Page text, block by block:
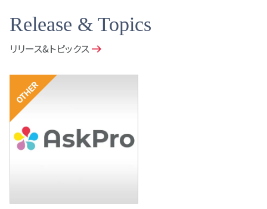
Release & Topics
リリース&トピックス
その他